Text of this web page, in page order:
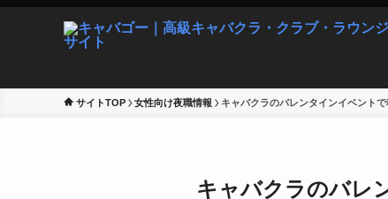
サイトTOP 女性向け夜職情報 キャバクラのバレンタインイベント
キャバクラのバレ